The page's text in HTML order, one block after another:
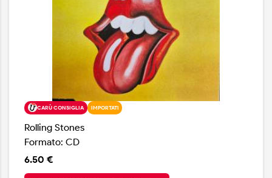
CARÙ CONSIGLIA IMPORTATI
Rolling Stones
Formato: CD
6.50 €